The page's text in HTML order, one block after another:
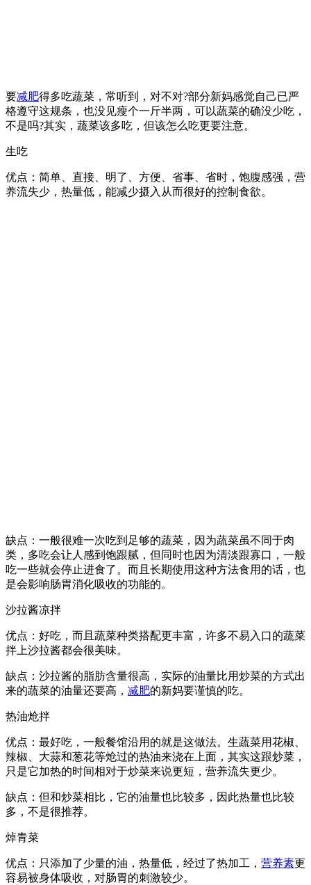
要减肥得多吃蔬菜，常听到，对不对?部分新妈感觉自己已严
格遵守这规条，也没见瘦个一斤半两，可以蔬菜的确没少吃，
不是吗?其实，蔬菜该多吃，但该怎么吃更要注意。
生吃
优点：简单、直接、明了、方便、省事、省时，饱腹感强，营
养流失少，热量低，能减少摄入从而很好的控制食欲。
缺点：一般很难一次吃到足够的蔬菜，因为蔬菜虽不同于肉
类，多吃会让人感到饱跟腻，但同时也因为清淡跟寡口，一般
吃一些就会停止进食了。而且长期使用这种方法食用的话，也
是会影响肠胃消化吸收的功能的。
沙拉酱凉拌
优点：好吃，而且蔬菜种类搭配更丰富，许多不易入口的蔬菜
拌上沙拉酱都会很美味。
缺点：沙拉酱的脂肪含量很高，实际的油量比用炒菜的方式出
来的蔬菜的油量还要高， 减肥的新妈要谨慎的吃。
热油炝拌
优点：最好吃，一般餐馆沿用的就是这做法。生蔬菜用花椒、
辣椒、大蒜和葱花等炝过的热油来浇在上面，其实这跟炒菜，
只是它加热的时间相对于炒菜来说更短，营养流失更少。
缺点：但和炒菜相比，它的油量也比较多，因此热量也比较
多，不是很推荐。
焯青菜
优点：只添加了少量的油，热量低，经过了热加工， 营养素更
容易被身体吸收，对肠胃的刺激较少。